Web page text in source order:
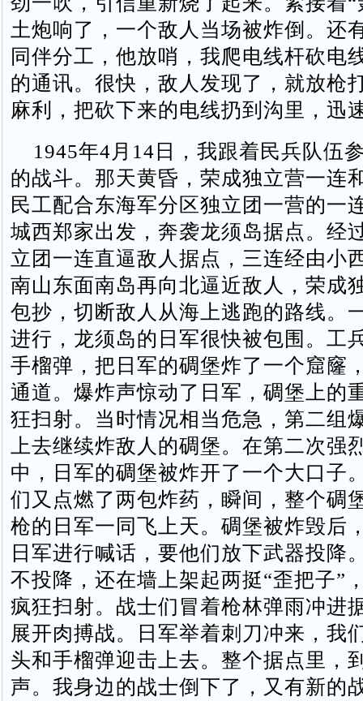
土炮响了，一个敌人当场被炸倒。还
同伴分工，他放哨，我爬电线杆砍电
的通讯。很快，敌人发现了，就放枪
麻利，把砍下来的电线扔到沟里，迅
1945年4月14日，我跟着民兵队伍
的战斗。那天黄昏，荣成独立营一连
民工配合东海军分区独立团一营的一
城西郑家出发，奔袭龙须岛据点。经
立团一连直逼敌人据点，三连经由小
南山东面南岛再向北逼近敌人，荣成
包抄，切断敌人从海上逃跑的路线。
进行，龙须岛的日军很快被包围。工
手榴弹，把日军的碉堡炸了一个窟窿
通道。爆炸声惊动了日军，碉堡上的
狂扫射。当时情况相当危急，第二组
上去继续炸敌人的碉堡。在第二次强
中，日军的碉堡被炸开了一个大口子
们又点燃了两包炸药，瞬间，整个碉
枪的日军一同飞上天。碉堡被炸毁后
日军进行喊话，要他们放下武器投降
不投降，还在墙上架起两挺“歪把子”
疯狂扫射。战士们冒着枪林弹雨冲进
展开肉搏战。日军举着刺刀冲来，我
头和手榴弹迎击上去。整个据点里，
声。我身边的战士倒下了，又有新的